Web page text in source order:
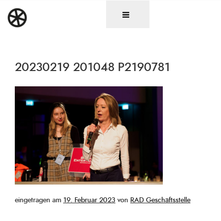
Inhalt
springen
20230219 201048 P2190781
eingetragen am Veröffentlicht
19. Februar 2023 von RAD Geschäftsstelle